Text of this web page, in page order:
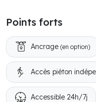
Points forts
Ancrage (en option)
Accès piéton
Accessible 24h/7j